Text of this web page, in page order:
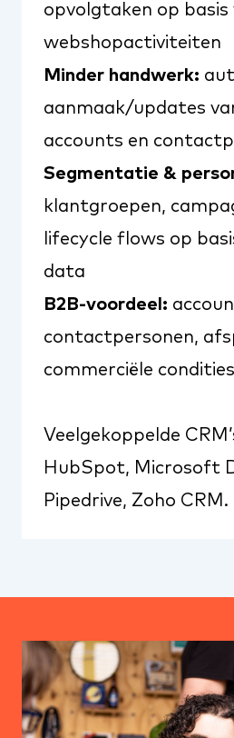
opvolgtaken op basis
webshopactiviteiten
Minder handwerk:
aanmaak/updates
accounts en
Segmentatie &
klantgroepen,
lifecycle flows op
data
B2B-voordeel:
contactpersonen,
commerciële
Veelgekoppelde
HubSpot, Microsoft
Pipedrive, Zoho CRM.